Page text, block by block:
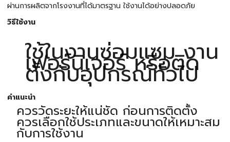
ผ่านการผลิตจากโรงงานที่ได้มาตรฐาน ใช้งานได้อย่างปลอดภัย
วิธีใช้งาน
ใช้ในงานซ่อมแซม งาน
เฟอร์นิเจอร์ หรือติด
ตั้งกับอุปกรณ์ทั่วไป
คำแนะนำ
ควรวัดระยะให้แน่ชัด ก่อนการติดตั้ง
ควรเลือกใช้ประเภทและขนาดให้เหมาะสม
กับการใช้งาน